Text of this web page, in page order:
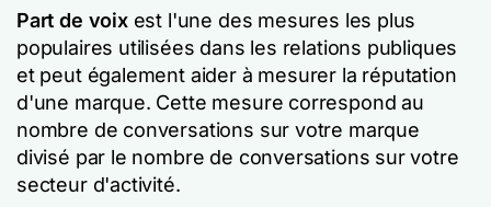
Part de voixest l'une des mesures les plus
populaires utilisées dans les relations publiques
et peut également aider à mesurer la réputation
d'une marque. Cette mesure correspond au
nombre de conversations sur votre marque
divisé par le nombre de conversations sur votre
secteur d'activité.